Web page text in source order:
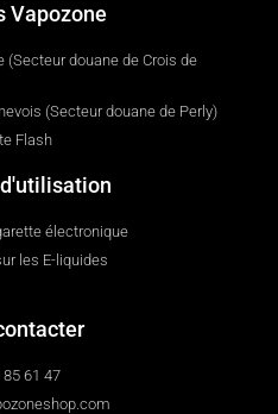
Vapozone
douane de Crois de
(Secteur douane de Perly)
Flash
électronique
les E-liquides
85 61 47